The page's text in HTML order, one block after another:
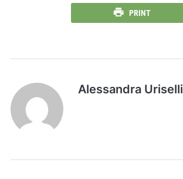
PRINT
Alessandra Uriselli